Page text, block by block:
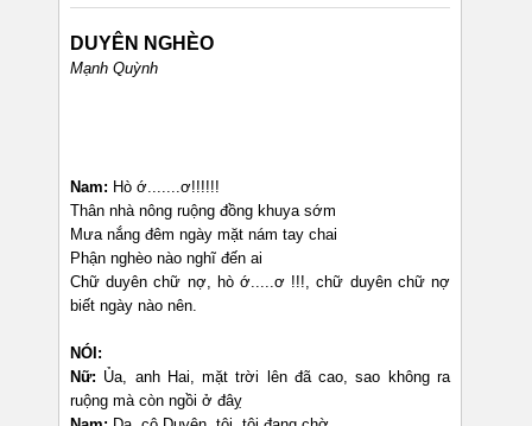
DUYÊN NGHÈO
Mạnh Quỳnh
Nam: Hò ớ.......ơ!!!!!!
Thân nhà nông ruộng đồng khuya sớm
Mưa nắng đêm ngày mặt nám tay chai
Phận nghèo nào nghĩ đến ai
Chữ duyên chữ nợ, hò ớ.....ơ !!!, chữ duyên chữ nợ
biết ngày nào nên.
NÓI:
Nữ: Ủa, anh Hai, mặt trời lên đã cao, sao không ra
ruộng mà còn ngồi ở đâỵ